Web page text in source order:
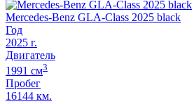
Mercedes-Benz GLA-Class 2025 black
Год
2025 г.
Двигатель
1991 cм3
Пробег
16144 км.